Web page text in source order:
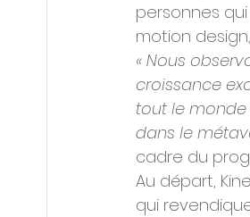
personnes
motion
« Nous
croissance
tout le
dans le
cadre du
Au départ,
qui